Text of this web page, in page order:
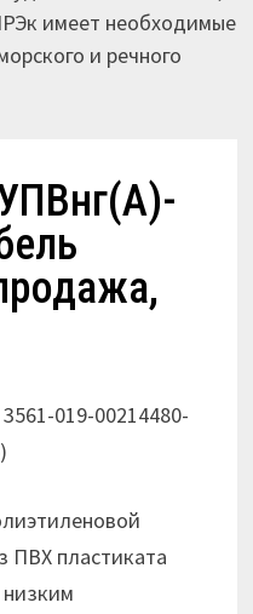
имеет необходимые
и речного
019-00214480-
ПВХ пластиката